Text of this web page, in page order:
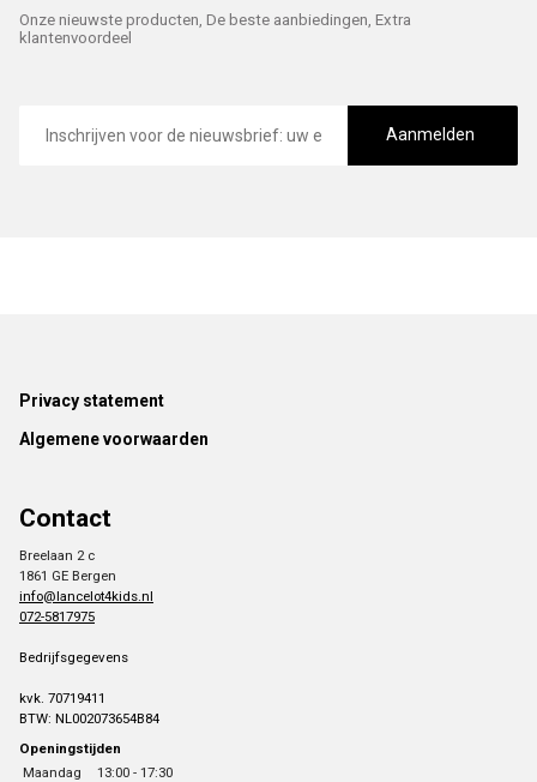
Onze nieuwste producten, De beste aanbiedingen, Extra
klantenvoordeel
mailadres
Aanmelden
Footer
Privacy statement
Algemene voorwaarden
Contact
Breelaan 2 c
1861 GE Bergen
info@lancelot4kids.nl
072-5817975
Bedrijfsgegevens
kvk. 70719411
BTW: NL002073654B84
Openingstijden
Maandag
13:00 - 17:30